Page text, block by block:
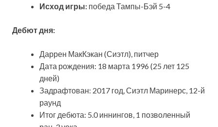
Исход игры: победа Тампы-Бэй 5-4
Дебют дня:
Даррен МакКэкан (Сиэтл), питчер
Дата рождения: 18 марта 1996 (25 лет 125
дней)
Задрафтован: 2017 год, Сиэтл Маринерс, 12-й
раунд
Итог дебюта: 5.0 иннингов, 1 позволенный